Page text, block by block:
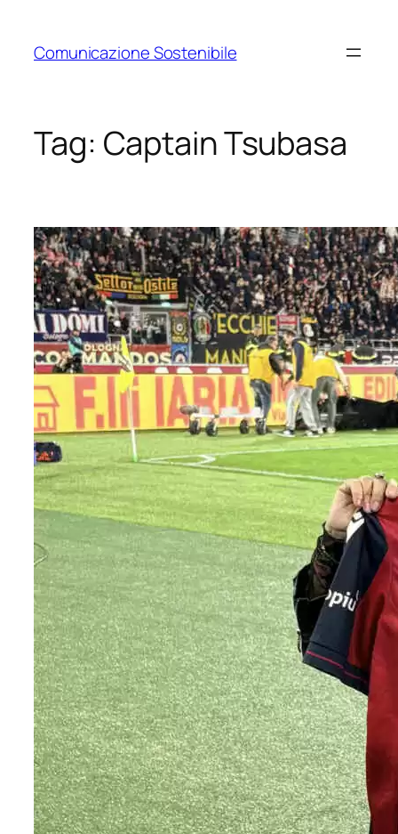
contenuto
Comunicazione Sostenibile
Tag: Captain Tsubasa